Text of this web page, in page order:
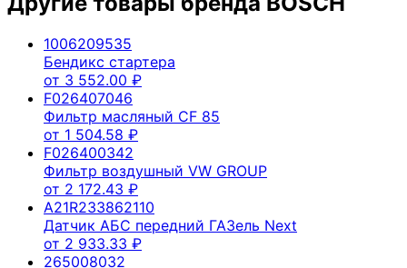
1006209535
Бендикс стартера
от 3 552.00 ₽
F026407046
Фильтр масляный CF 85
от 1 504.58 ₽
F026400342
Фильтр воздушный VW GROUP
от 2 172.43 ₽
A21R233862110
Датчик АБС передний ГАЗель Next
от 2 933.33 ₽
265008032